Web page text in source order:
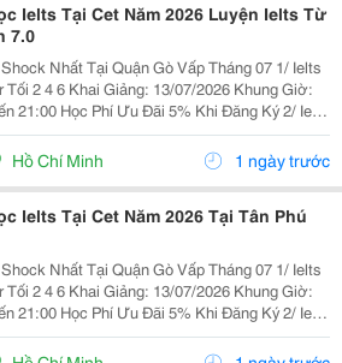
Ielts Tại Cet Năm 2026 Luyện Ielts Từ
7.0
Nhất Tại Quận Gò Vấp Tháng 07 1/ Ielts
13/07/2026 Khung Giờ:
5% Khi Đăng Ký 2/ Ielts
07/2026 Khung Giờ:
18:00 Đến 21:00 ...
Hồ Chí Minh 1 ngày trước
Ielts Tại Cet Năm 2026 Tại Tân Phú
Nhất Tại Quận Gò Vấp Tháng 07 1/ Ielts
13/07/2026 Khung Giờ:
5% Khi Đăng Ký 2/ Ielts
07/2026 Khung Giờ:
18:00 Đến 21:00 ...